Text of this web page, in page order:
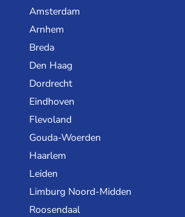
Amsterdam
Arnhem
Breda
Den Haag
Dordrecht
Eindhoven
Flevoland
Gouda-Woerden
Haarlem
Leiden
Limburg Noord-Midden
Roosendaal